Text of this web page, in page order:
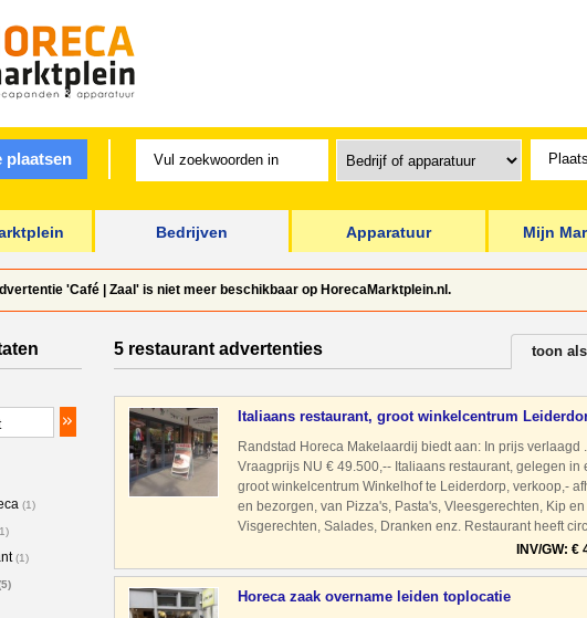
plaatsen
Bedrijven Apparatuur Mijn
'Café | Zaal' is niet meer beschikbaar op HorecaMarktplein.nl.
(1)
(1)
5 restaurant advertenties toon
Italiaans restaurant, groot winkelcentrum
Randstad Horeca Makelaardij biedt aan: In prijs verlaagd
Vraagprijs NU € 49.500,-- Italiaans restaurant, gelegen in
groot winkelcentrum Winkelhof te Leiderdorp, verkoop,-
en bezorgen, van Pizza's, Pasta's, Vleesgerechten, Kip en
Visgerechten, Salades, Dranken enz. Restaurant heeft
INV/GW:
Horeca zaak overname leiden toplocatie